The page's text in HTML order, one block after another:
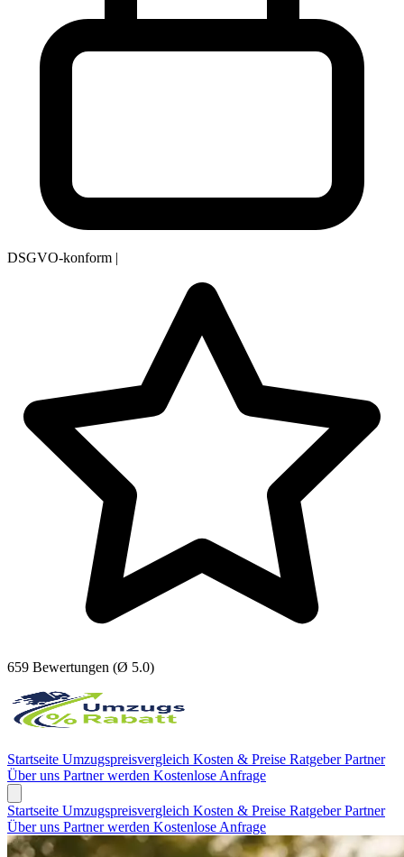
DSGVO-konform |
659 Bewertungen (Ø 5.0)
Startseite Umzugspreisvergleich Kosten & Preise RatgeberPartner
Über uns Partner werden Kostenlose Anfrage
Startseite Umzugspreisvergleich Kosten & Preise RatgeberPartner
Über uns Partner werden Kostenlose Anfrage